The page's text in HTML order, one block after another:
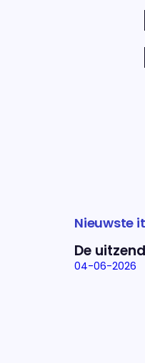
Nieuwste
De
04-06-2026